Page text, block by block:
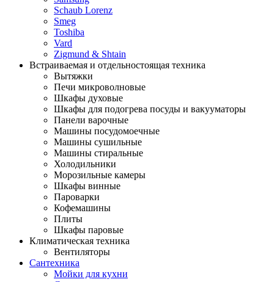
Schaub Lorenz
Smeg
Toshiba
Vard
Zigmund & Shtain
Встраиваемая и отдельностоящая техника
Вытяжки
Печи микроволновые
Шкафы духовые
Шкафы для подогрева посуды и вакууматоры
Панели варочные
Машины посудомоечные
Машины сушильные
Машины стиральные
Холодильники
Морозильные камеры
Шкафы винные
Пароварки
Кофемашины
Плиты
Шкафы паровые
Климатическая техника
Вентиляторы
Сантехника
Мойки для кухни